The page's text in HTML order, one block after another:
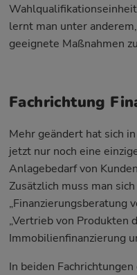
lernt man unter
geeignete Maßnahmen
Fachrichtung
Mehr geändert hat sich
jetzt nur noch eine
Anlagebedarf von
Zusätzlich muss man
„Finanzierungsberatung
„Vertrieb von Produkten
Immobilienfinanzierung
In beiden